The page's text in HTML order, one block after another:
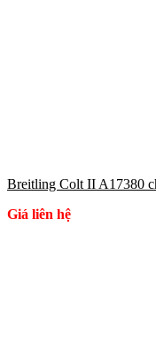
Breitling Colt II A17380
Giá liên hệ